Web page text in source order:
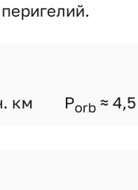
км Porb ≈ 4,5